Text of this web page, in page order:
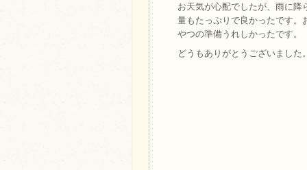
お天気が心配でしたが、雨に降
量もたっぷりで良かったです。
やつの準備うれしかったです。
どうもありがとうございました